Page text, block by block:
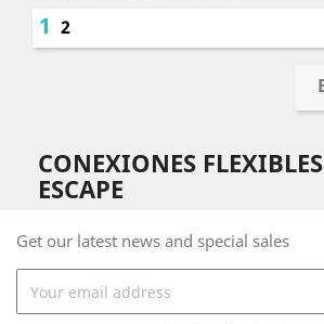
1 2
CONEXIONES
ESCAPE
Get our latest news and special sales